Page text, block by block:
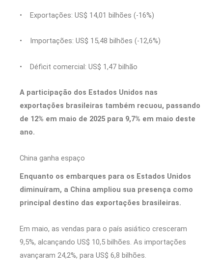
• Exportações: US$ 14,01 bilhões (-16%)
• Importações: US$ 15,48 bilhões (-12,6%)
• Déficit comercial: US$ 1,47 bilhão
A participação dos Estados Unidos nas
exportações brasileiras também recuou, passando
de 12% em maio de 2025 para 9,7% em maio deste
ano.
China ganha espaço
Enquanto os embarques para os Estados Unidos
diminuíram, a China ampliou sua presença como
principal destino das exportações brasileiras.
Em maio, as vendas para o país asiático cresceram
9,5%, alcançando US$ 10,5 bilhões. As importações
avançaram 24,2%, para US$ 6,8 bilhões.